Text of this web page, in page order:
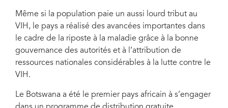
Même si la population paie un aussi lourd tribut au
VIH, le pays a réalisé des avancées importantes dans
le cadre de la riposte à la maladie grâce à la bonne
gouvernance des autorités et à l’attribution de
ressources nationales considérables à la lutte contre le
VIH.
Le Botswana a été le premier pays africain à s’engager